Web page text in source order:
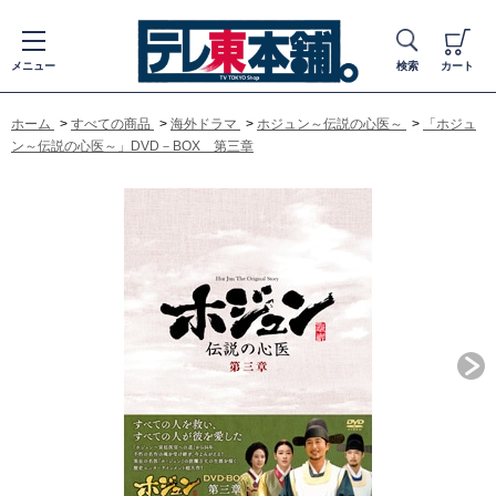
メニュー 検索 カート
ホーム > すべての商品 > 海外ドラマ > ホジュン～伝説の心医～ >
「ホジュ
ン～伝説の心医～」DVD－BOX 第三章